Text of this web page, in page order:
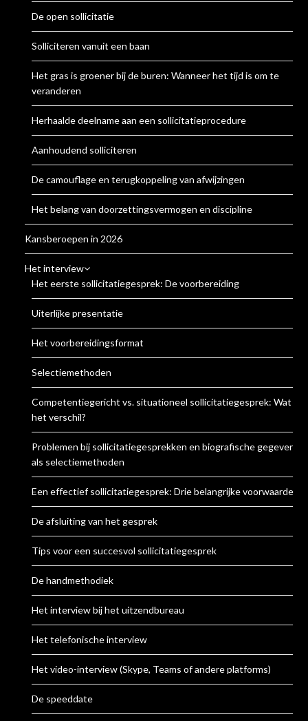
De open sollicitatie
Solliciteren vanuit een baan
Het gras is groener bij de buren: Wanneer het tijd is om te
veranderen
Herhaalde deelname aan een sollicitatieprocedure
Aanhoudend solliciteren
De camouflage en terugkoppeling van afwijzingen
Het belang van doorzettingsvermogen en discipline
Kansberoepen in 2026
Het interview
Het eerste sollicitatiegesprek: De voorbereiding
Uiterlijke presentatie
Het voorbereidingsformat
Selectiemethoden
Competentiegericht vs. situationeel sollicitatiegesprek: Wat is
het verschil?
Problemen bij sollicitatiegesprekken en biografische gegevens
als selectiemethoden
Een effectief sollicitatiegesprek: Drie belangrijke voorwaarden
De afsluiting van het gesprek
Tips voor een succesvol sollicitatiegesprek
De handmethodiek
Het interview bij het uitzendbureau
Het telefonische interview
Het video-interview (Skype, Teams of andere platforms)
De speeddate